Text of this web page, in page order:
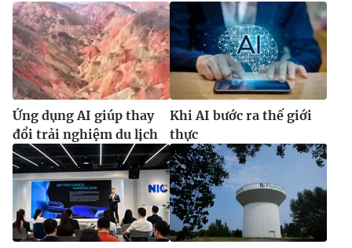
® Cấm sao chép dưới mọi hình thức nếu không có sự chấp
thuận bằng văn bản. Ghi rõ nguồn VTV.vn khi phát hành lại
thông tin từ website này.
Ứng dụng AI giúp thay
đổi trải nghiệm du lịch
Khi AI bước ra thế giới
thực